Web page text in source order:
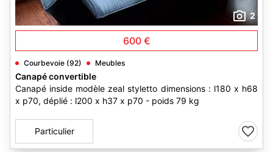
2
600 €
Courbevoie (92) Meubles
Canapé convertible
Canapé inside modèle zeal styletto dimensions : l180 x h68
x p70, déplié : l200 x h37 x p70 - poids 79 kg
Particulier